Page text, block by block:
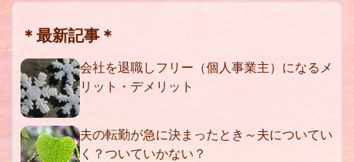
＊最新記事＊
会社を退職しフリー（個人事業主）になるメ
リット・デメリット
夫の転勤が急に決まったとき～夫についてい
く？ついていかない？